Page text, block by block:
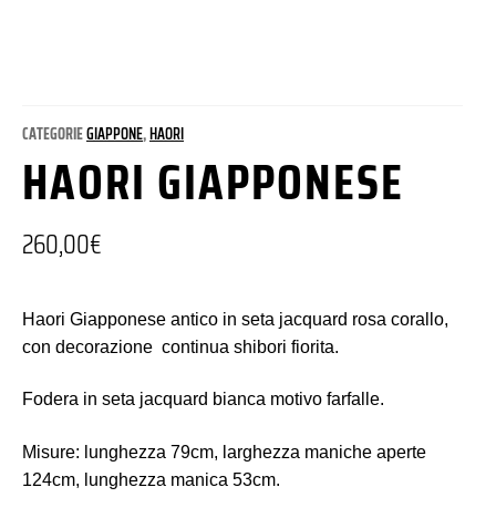
CATEGORIEGIAPPONE,HAORI
HAORI GIAPPONESE
260,00€
Haori Giapponese antico in seta jacquard rosa corallo,
con decorazione continua shibori fiorita.
Fodera in seta jacquard bianca motivo farfalle.
Misure: lunghezza 79cm, larghezza maniche aperte
124cm, lunghezza manica 53cm.